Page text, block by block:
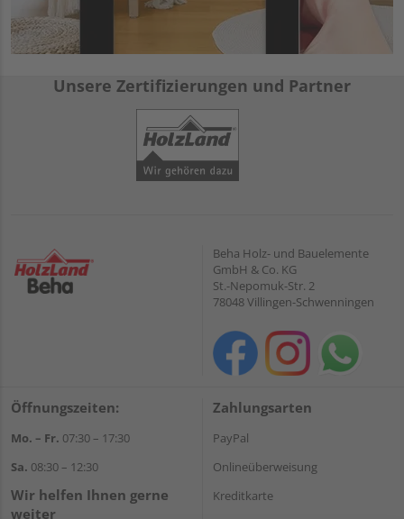
Unsere Zertifizierungen und Partner
Beha Holz- und Bauelemente
GmbH & Co. KG
St.-Nepomuk-Str. 2
78048 Villingen-Schwenningen
Öffnungszeiten:
Mo. – Fr. 07:30 – 17:30
Sa. 08:30 – 12:30
Wir helfen Ihnen gerne
weiter
Zahlungsarten
PayPal
Onlineüberweisung
Kreditkarte